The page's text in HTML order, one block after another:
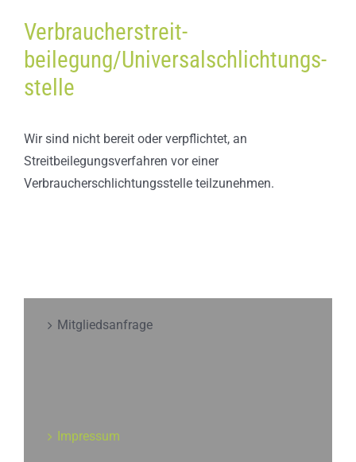
Verbraucher­streit­
beilegung/Universal­schlichtungs­
stelle
Wir sind nicht bereit oder verpflichtet, an
Streitbeilegungsverfahren vor einer
Verbraucherschlichtungsstelle teilzunehmen.
Mitgliedsanfrage
Impressum